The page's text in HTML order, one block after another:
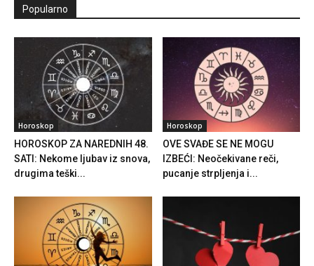
Popularno
Horoskop
HOROSKOP ZA NAREDNIH 48.
SATI: Nekome ljubav iz snova,
drugima teški...
Horoskop
OVE SVAĐE SE NE MOGU
IZBEĆI: Neočekivane reči,
pucanje strpljenja i...